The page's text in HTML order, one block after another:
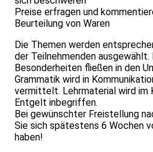
Preise erfragen und
Beurteilung von Waren
Die Themen werden
der Teilnehmenden
Besonderheiten fließen in den
Grammatik wird in
vermittelt. Lehrmaterial wird im
Entgelt inbegriffen.
Bei gewünschter Freistellung
Sie sich spätestens 6 Wochen
haben!